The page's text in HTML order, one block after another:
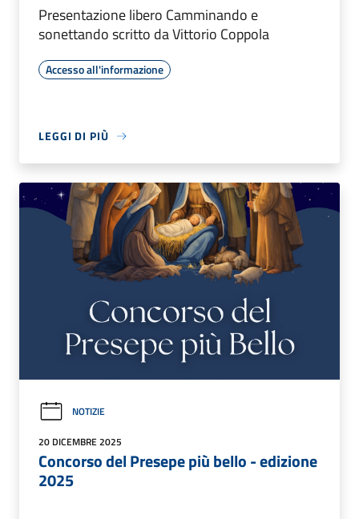
Presentazione libero Camminando e
sonettando scritto da Vittorio Coppola
Accesso all'informazione
LEGGI DI PIÙ
NOTIZIE
20 DICEMBRE 2025
Concorso del Presepe più bello - edizione
2025